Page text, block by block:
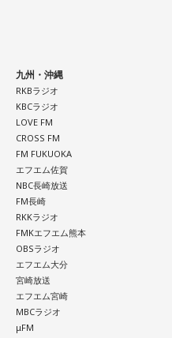
九州・沖縄
RKBラジオ
KBCラジオ
LOVE FM
CROSS FM
FM FUKUOKA
エフエム佐賀
NBC長崎放送
FM長崎
RKKラジオ
FMKエフエム熊本
OBSラジオ
エフエム大分
宮崎放送
エフエム宮崎
MBCラジオ
μFM